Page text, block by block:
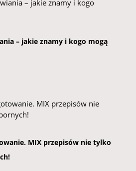
– jakie znamy i kogo mogą
MIX przepisów nie tylko